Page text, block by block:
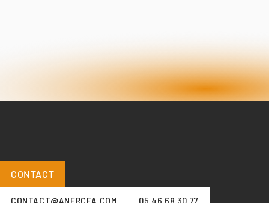
CONTACT
CONTACT@ANERCEA.COM
05 46 68 30 77